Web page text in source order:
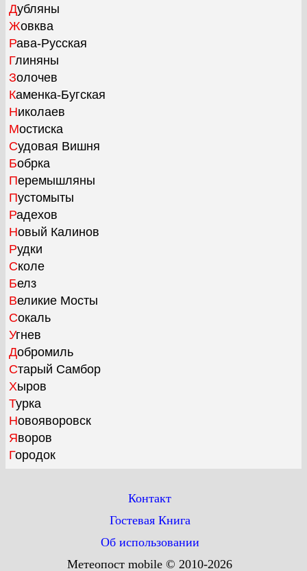
Дубляны
Жовква
Рава-Русская
Глиняны
Золочев
Каменка-Бугская
Николаев
Мостиска
Судовая Вишня
Бобрка
Перемышляны
Пустомыты
Радехов
Новый Калинов
Рудки
Сколе
Белз
Великие Мосты
Сокаль
Угнев
Добромиль
Старый Самбор
Хыров
Турка
Новояворовск
Яворов
Городок
Контакт
Гостевая Книга
Об использовании
Метеопост mobile © 2010-2026